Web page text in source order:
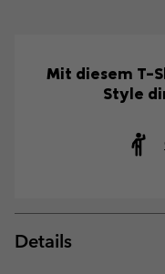
Mit diesem T-
Style
Details